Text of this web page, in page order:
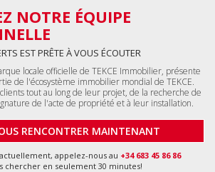
NOTRE ÉQUIPE
EST PRÊTE À VOUS ÉCOUTER
locale officielle de TEKCE Immobilier, présente
de l'écosystème immobilier mondial de TEKCE.
clients tout au long de leur projet, de la recherche de
de l'acte de propriété et à leur installation.
RENCONTRER MAINTENANT
appelez-nous au +34 683 45 86 86
chercher en seulement 30 minutes!